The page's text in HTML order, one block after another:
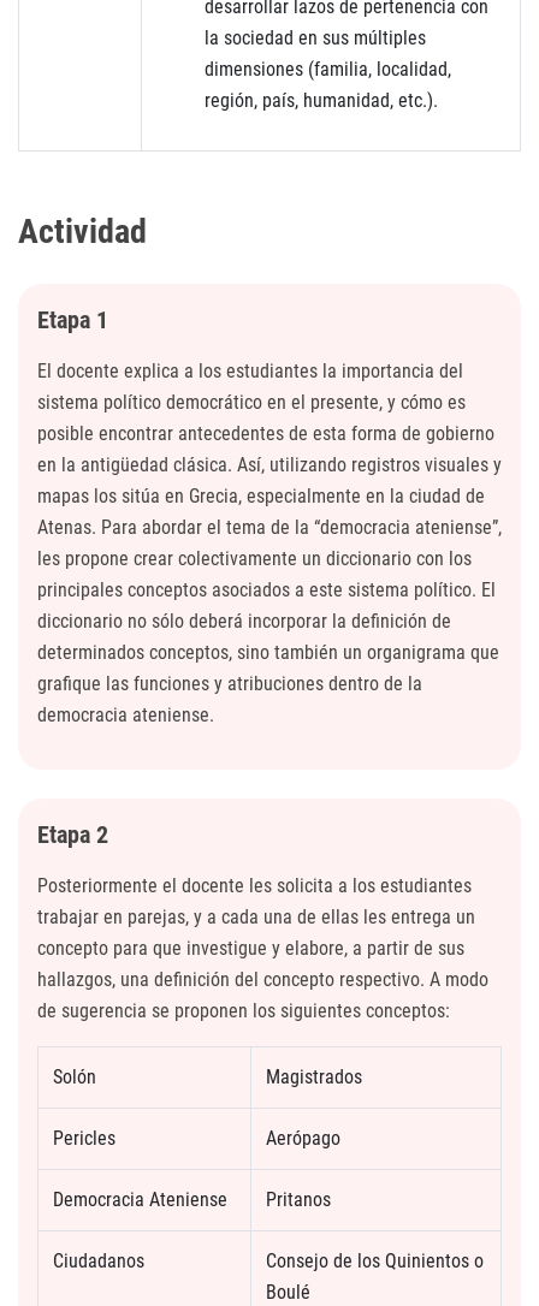
desarrollar lazos de pertenencia con
la sociedad en sus múltiples
dimensiones (familia, localidad,
región, país, humanidad, etc.).
Actividad
Etapa 1
El docente explica a los estudiantes la importancia del
sistema político democrático en el presente, y cómo es
posible encontrar antecedentes de esta forma de gobierno
en la antigüedad clásica. Así, utilizando registros visuales y
mapas los sitúa en Grecia, especialmente en la ciudad de
Atenas. Para abordar el tema de la “democracia ateniense”,
les propone crear colectivamente un diccionario con los
principales conceptos asociados a este sistema político. El
diccionario no sólo deberá incorporar la definición de
determinados conceptos, sino también un organigrama que
grafique las funciones y atribuciones dentro de la
democracia ateniense.
Etapa 2
Posteriormente el docente les solicita a los estudiantes
trabajar en parejas, y a cada una de ellas les entrega un
concepto para que investigue y elabore, a partir de sus
hallazgos, una definición del concepto respectivo. A modo
de sugerencia se proponen los siguientes conceptos:
Solón Magistrados
Pericles Aerópago
Democracia Ateniense Pritanos
Ciudadanos
Consejo de los Quinientos o
Boulé